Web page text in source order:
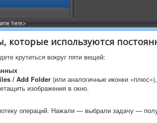
которые используются
крутиться вокруг пяти вещей:
/ Add Folder (или аналогичные иконки
изображения в окно.
операций. Нажали — выбрали задачу —